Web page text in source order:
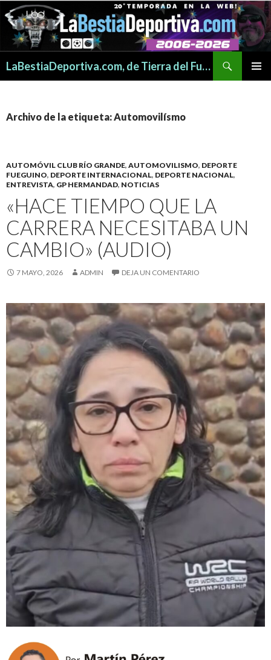
LaBestiaDeportiva.com, de Tierra del Fuego para todo el mundo
Archivo de la etiqueta: Automovilísmo
AUTOMÓVIL CLUB RÍO GRANDE, AUTOMOVILISMO, DEPORTE
FUEGUINO, DEPORTE INTERNACIONAL, DEPORTE NACIONAL,
ENTREVISTA, GP HERMANDAD, NOTICIAS
«HACE TIEMPO QUE LA
CARRERA NECESITABA UN
CAMBIO» (AUDIO)
7 MAYO, 2026 ADMIN DEJA UN COMENTARIO